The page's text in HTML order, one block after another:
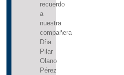
recuerdo
a
nuestra
compañera
Dña.
Pilar
Olano
Pérez